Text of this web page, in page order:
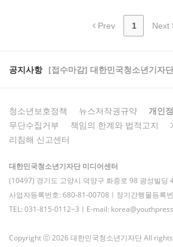
Prev 1 Next
공지사항 [접수마감] 대한민국청소년기자
청소년보호정책 뉴스저작권규약 개인
무단수집거부
책임의 한계와 법적고지
리침해 신고센터
대한민국청소년기자단 미디어센터
(10497) 경기도 고양시 덕양구 화중로 98 광성빌딩
사업자등록번호: 680-81-00708ㅣ정기간행물등록
TEL: 031-815-0112~3ㅣE-mail:
Copyright ⓒ 2026 대한민국청소년기자단 All